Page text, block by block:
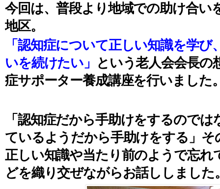
今回は、普段より地域での助け合い
地区。
「認知症について正しい知識を学び
いを続けたい」 という老人会会長の
症サポーター養成講座を行いました
「認知症だから手助けをするのでは
ているようだから手助けをする」そ
正しい知識や当たり前のようで忘れ
どを織り交ぜながらお話ししました